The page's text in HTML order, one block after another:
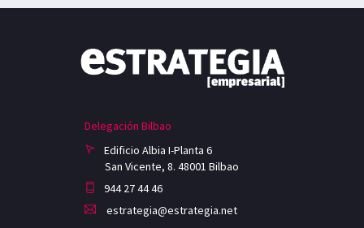
Delegación Bilbao
Edificio Albia I-Planta 6
San Vicente, 8. 48001 Bilbao
944 27 44 46
estrategia@estrategia.net